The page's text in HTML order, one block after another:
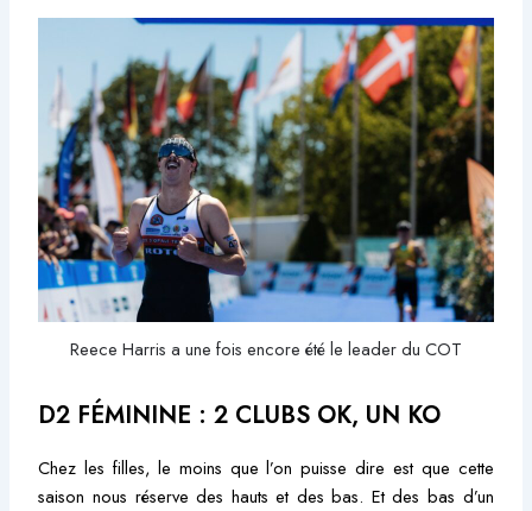
Reece Harris a une fois encore été le leader du COT
D2 FÉMININE : 2 CLUBS OK, UN KO
Chez les filles, le moins que l’on puisse dire est que cette
saison nous réserve des hauts et des bas. Et des bas d’un